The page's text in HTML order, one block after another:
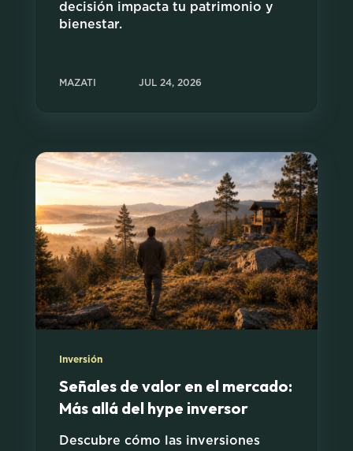
decisión impacta tu patrimonio y
bienestar.
MAZATI JUL 24, 2026
Inversión
Señales de valor en el mercado:
Más allá del hype inversor
Descubre cómo las inversiones